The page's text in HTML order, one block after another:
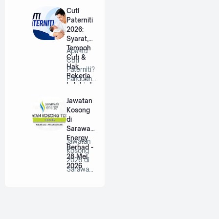
Berhad |
…
Cuti
Paterniti
2026:
Syarat,
Tempoh
Cuti &
Hak
Pekerja
Lelaki di
Apa Itu
Cuti
Paterniti?
Panduan
Untuk
Bap…
Jawatan
Kosong
di
Sarawak
Energy
Berhad -
28 Mei
2026
Jawatan
Kosong
2026 di
Sarawak